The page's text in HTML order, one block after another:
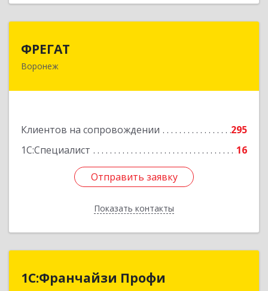
ФРЕГАТ
Воронеж
Клиентов на сопровождении
295
1С:Специалист
16
Отправить заявку
Показать контакты
Отправить заявку
Назад
1С:Франчайзи Профи
1С:Франчайзи Профи